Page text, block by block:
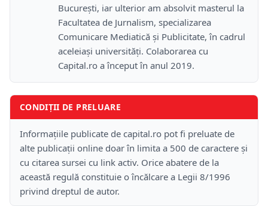
București, iar ulterior am absolvit masterul la
Facultatea de Jurnalism, specializarea
Comunicare Mediatică și Publicitate, în cadrul
aceleiași universități. Colaborarea cu
Capital.ro a început în anul 2019.
CONDIȚII DE PRELUARE
Informațiile publicate de capital.ro pot fi preluate de
alte publicații online doar în limita a 500 de caractere și
cu citarea sursei cu link activ. Orice abatere de la
această regulă constituie o încălcare a Legii 8/1996
privind dreptul de autor.